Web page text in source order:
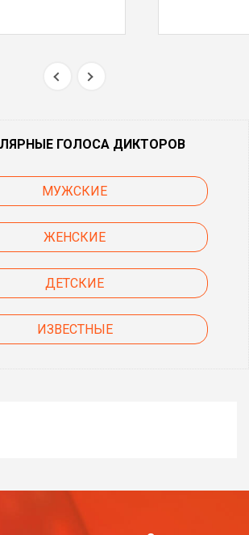
ГОЛОСА ДИКТОРОВ
МУЖСКИЕ
ЖЕНСКИЕ
ДЕТСКИЕ
ИЗВЕСТНЫЕ